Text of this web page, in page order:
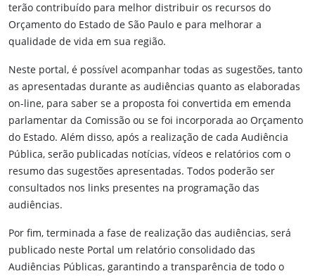
terão contribuído para melhor distribuir os recursos do
Orçamento do Estado de São Paulo e para melhorar a
qualidade de vida em sua região.
Neste portal, é possível acompanhar todas as sugestões, tanto
as apresentadas durante as audiências quanto as elaboradas
on-line, para saber se a proposta foi convertida em emenda
parlamentar da Comissão ou se foi incorporada ao Orçamento
do Estado. Além disso, após a realização de cada Audiência
Pública, serão publicadas notícias, vídeos e relatórios com o
resumo das sugestões apresentadas. Todos poderão ser
consultados nos links presentes na programação das
audiências.
Por fim, terminada a fase de realização das audiências, será
publicado neste Portal um relatório consolidado das
Audiências Públicas, garantindo a transparência de todo o